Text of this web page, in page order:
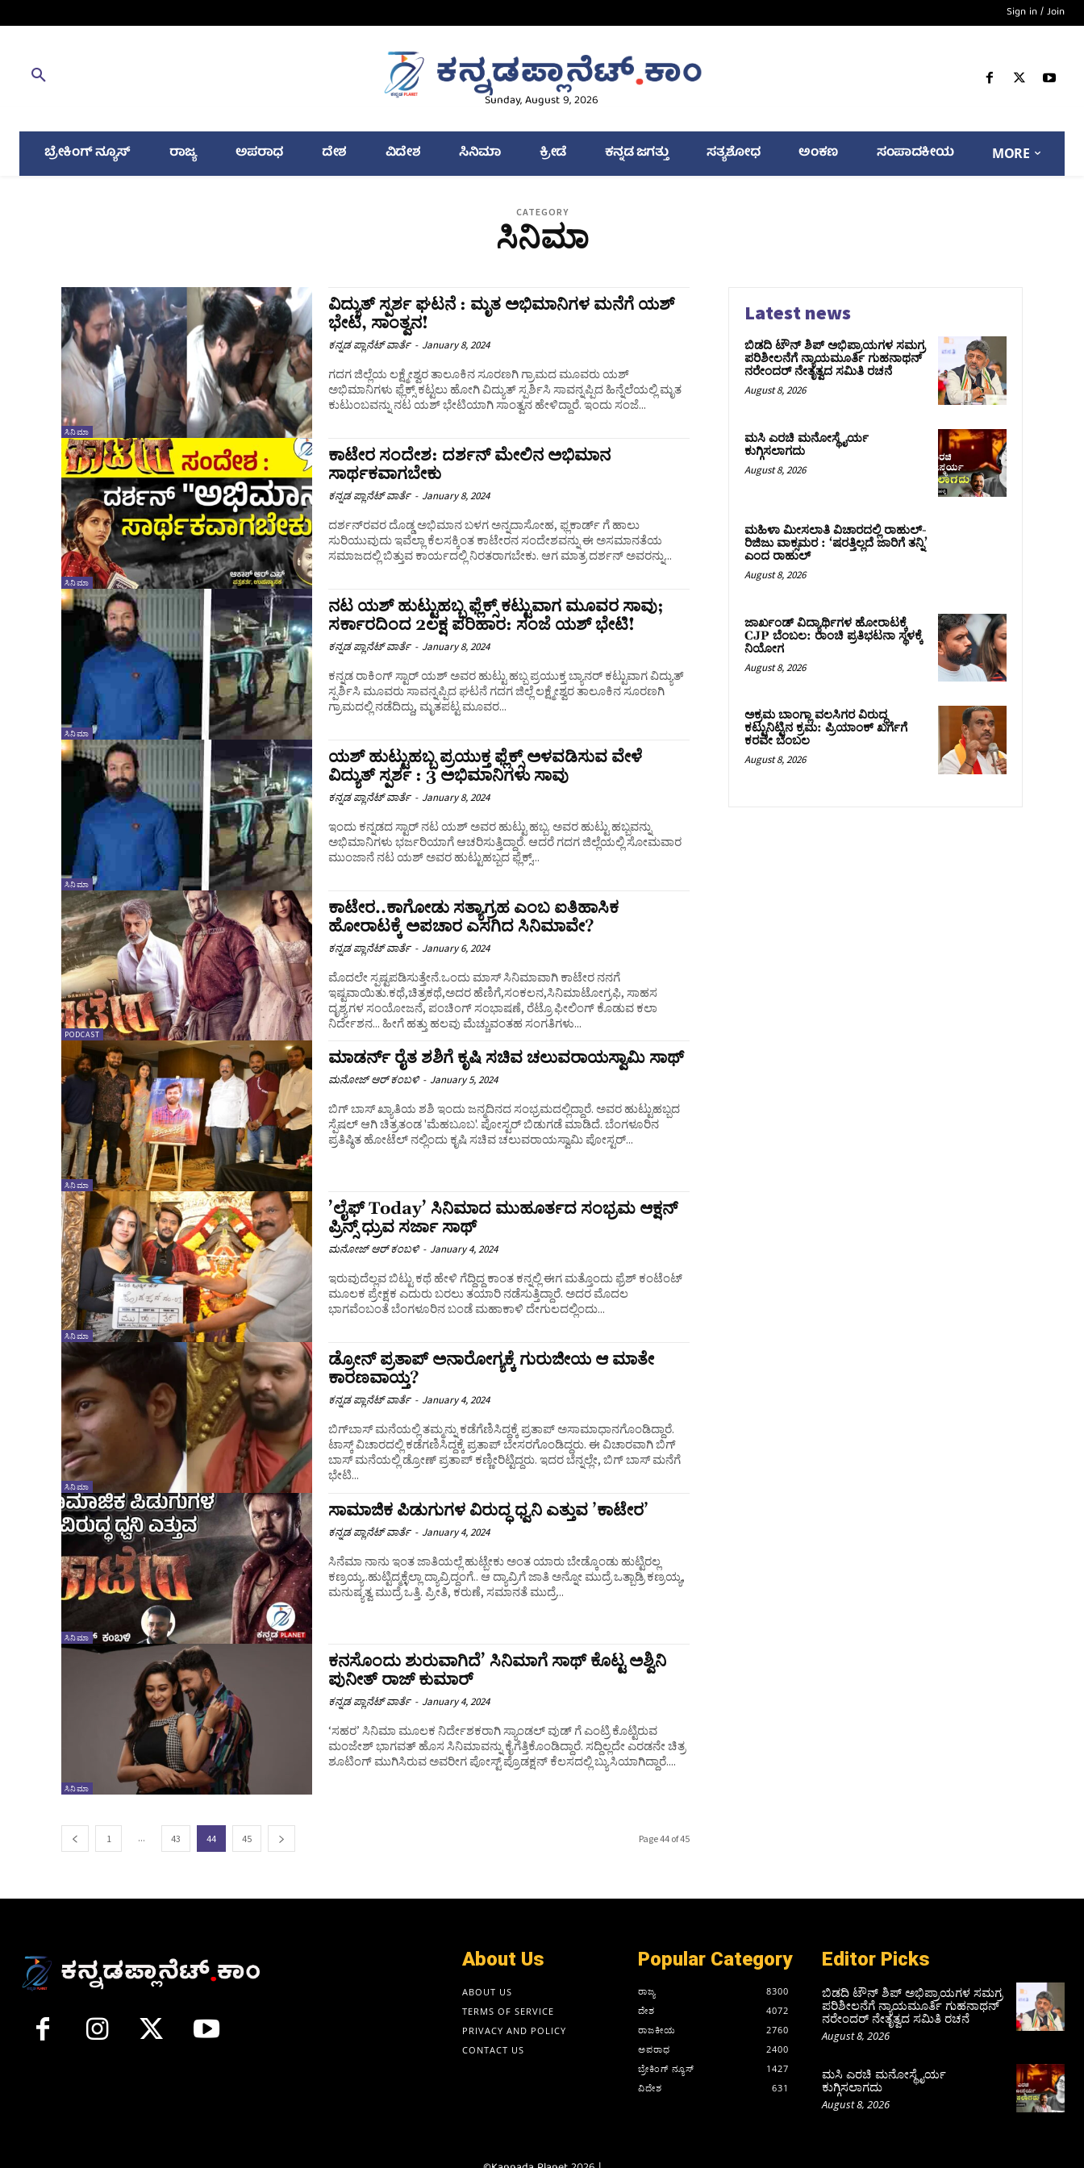
Sign in / Join
Sunday, August 9, 2026
ಬ್ರೇಕಿಂಗ್ ನ್ಯೂಸ್ ರಾಜ್ಯ ಅಪರಾಧ ದೇಶ ವಿದೇಶ ಸಿನಿಮಾ ಕ್ರೀಡೆ ಕನ್ನಡ ಜಗತ್ತು ಸತ್ಯಶೋಧ ಅಂಕಣ ಸಂಪಾದಕೀಯ MORE
CATEGORY
ಸಿನಿಮಾ
ಸಿನಿಮಾ
ವಿದ್ಯುತ್‌ ಸ್ಪರ್ಶ ಘಟನೆ : ಮೃತ ಅಭಿಮಾನಿಗಳ ಮನೆಗೆ ಯಶ್
ಭೇಟಿ, ಸಾಂತ್ವನ!
ಕನ್ನಡ ಪ್ಲಾನೆಟ್ ವಾರ್ತೆ - January 8, 2024
ಗದಗ ಜಿಲ್ಲೆಯ ಲಕ್ಷ್ಮೇಶ್ವರ ತಾಲೂಕಿನ ಸೂರಣಗಿ ಗ್ರಾಮದ ಮೂವರು ಯಶ್
ಅಭಿಮಾನಿಗಳು ಫ್ಲೆಕ್ಸ್ ಕಟ್ಟಲು ಹೋಗಿ ವಿದ್ಯುತ್ ಸ್ಪರ್ಶಿಸಿ ಸಾವನ್ನಪ್ಪಿದ ಹಿನ್ನೆಲೆಯಲ್ಲಿ ಮೃತ
ಕುಟುಂಬವನ್ನು ನಟ ಯಶ್ ಭೇಟಿಯಾಗಿ ಸಾಂತ್ವನ ಹೇಳಿದ್ದಾರೆ. ಇಂದು ಸಂಜೆ...
ಸಿನಿಮಾ
ಕಾಟೇರ ಸಂದೇಶ: ದರ್ಶನ್ ಮೇಲಿನ ಅಭಿಮಾನ
ಸಾರ್ಥಕವಾಗಬೇಕು
ಕನ್ನಡ ಪ್ಲಾನೆಟ್ ವಾರ್ತೆ - January 8, 2024
ದರ್ಶನ್‌ರವರ ದೊಡ್ಡ ಅಭಿಮಾನ ಬಳಗ ಅನ್ನದಾಸೋಹ, ಫ್ಲಕಾರ್ಡ್ ಗೆ ಹಾಲು
ಸುರಿಯುವುದು ಇವೆಲ್ಲಾ ಕೆಲಸಕ್ಕಿಂತ ಕಾಟೇರನ ಸಂದೇಶವನ್ನು ಈ ಅಸಮಾನತೆಯ
ಸಮಾಜದಲ್ಲಿ ಬಿತ್ತುವ ಕಾರ್ಯದಲ್ಲಿ ನಿರತರಾಗಬೇಕು. ಆಗ ಮಾತ್ರ ದರ್ಶನ್‌ ಅವರನ್ನು...
ಸಿನಿಮಾ
ನಟ ಯಶ್ ಹುಟ್ಟುಹಬ್ಬ ಫ್ಲೆಕ್ಸ್ ಕಟ್ಟುವಾಗ ಮೂವರ ಸಾವು;
ಸರ್ಕಾರದಿಂದ 2ಲಕ್ಷ ಪರಿಹಾರ: ಸಂಜೆ ಯಶ್ ಭೇಟಿ!
ಕನ್ನಡ ಪ್ಲಾನೆಟ್ ವಾರ್ತೆ - January 8, 2024
ಕನ್ನಡ ರಾಕಿಂಗ್ ಸ್ಟಾರ್ ಯಶ್ ಅವರ ಹುಟ್ಟು ಹಬ್ಬ ಪ್ರಯುಕ್ತ ಬ್ಯಾನರ್ ಕಟ್ಟುವಾಗ ವಿದ್ಯುತ್
ಸ್ಪರ್ಶಿಸಿ ಮೂವರು ಸಾವನ್ನಪ್ಪಿದ ಘಟನೆ ಗದಗ ಜಿಲ್ಲೆ ಲಕ್ಷ್ಮೇಶ್ವರ ತಾಲೂಕಿನ ಸೂರಣಗಿ
ಗ್ರಾಮದಲ್ಲಿ ನಡೆದಿದ್ದು, ಮೃತಪಟ್ಟ ಮೂವರ...
ಸಿನಿಮಾ
ಯಶ್ ಹುಟ್ಟುಹಬ್ಬ ಪ್ರಯುಕ್ತ ಫ್ಲೆಕ್ಸ್ ಅಳವಡಿಸುವ ವೇಳೆ
ವಿದ್ಯುತ್ ಸ್ಪರ್ಶ : 3 ಅಭಿಮಾನಿಗಳು ಸಾವು
ಕನ್ನಡ ಪ್ಲಾನೆಟ್ ವಾರ್ತೆ - January 8, 2024
ಇಂದು ಕನ್ನಡದ ಸ್ಟಾರ್ ನಟ ಯಶ್ ಅವರ ಹುಟ್ಟು ಹಬ್ಬ. ಅವರ ಹುಟ್ಟು ಹಬ್ಬವನ್ನು
ಅಭಿಮಾನಿಗಳು ಭರ್ಜರಿಯಾಗೆ ಆಚರಿಸುತ್ತಿದ್ದಾರೆ. ಆದರೆ ಗದಗ ಜಿಲ್ಲೆಯಲ್ಲಿ ಸೋಮವಾರ
ಮುಂಜಾನೆ ನಟ ಯಶ್ ಅವರ ಹುಟ್ಟುಹಬ್ಬದ ಫ್ಲೆಕ್ಸ್...
PODCAST
ಕಾಟೇರ..ಕಾಗೋಡು ಸತ್ಯಾಗ್ರಹ ಎಂಬ ಐತಿಹಾಸಿಕ
ಹೋರಾಟಕ್ಕೆ ಅಪಚಾರ ಎಸಗಿದ ಸಿನಿಮಾವೇ?
ಕನ್ನಡ ಪ್ಲಾನೆಟ್ ವಾರ್ತೆ - January 6, 2024
ಮೊದಲೇ ಸ್ಪಷ್ಟಪಡಿಸುತ್ತೇನೆ.ಒಂದು ಮಾಸ್ ಸಿನಿಮಾವಾಗಿ ಕಾಟೇರ ನನಗೆ
ಇಷ್ಟವಾಯಿತು.ಕಥೆ,ಚಿತ್ರಕಥೆ,ಅದರ ಹೆಣಿಗೆ,ಸಂಕಲನ,ಸಿನಿಮಾಟೋಗ್ರಫಿ, ಸಾಹಸ
ದೃಶ್ಯಗಳ ಸಂಯೋಜನೆ, ಪಂಚಿಂಗ್ ಸಂಭಾಷಣೆ, ರೆಟ್ರೊ ಫೀಲಿಂಗ್ ಕೊಡುವ ಕಲಾ
ನಿರ್ದೇಶನ... ಹೀಗೆ ಹತ್ತು ಹಲವು ಮೆಚ್ಚುವಂತಹ ಸಂಗತಿಗಳು...
ಸಿನಿಮಾ
ಮಾಡರ್ನ್ ರೈತ ಶಶಿಗೆ ಕೃಷಿ ಸಚಿವ ಚಲುವರಾಯಸ್ವಾಮಿ ಸಾಥ್
ಮನೋಜ್ ಆರ್ ಕಂಬಳಿ - January 5, 2024
ಬಿಗ್ ಬಾಸ್ ಖ್ಯಾತಿಯ ಶಶಿ ಇಂದು ಜನ್ಮದಿನದ ಸಂಭ್ರಮದಲ್ಲಿದ್ದಾರೆ. ಅವರ ಹುಟ್ಟುಹಬ್ಬದ
ಸ್ಪೆಷಲ್ ಆಗಿ ಚಿತ್ರತಂಡ 'ಮೆಹಬೂಬ'. ಪೋಸ್ಟರ್ ಬಿಡುಗಡೆ ಮಾಡಿದೆ. ಬೆಂಗಳೂರಿನ
ಪ್ರತಿಷ್ಠಿತ ಹೋಟೆಲ್ ನಲ್ಲಿಂದು ಕೃಷಿ ಸಚಿವ ಚಲುವರಾಯಸ್ವಾಮಿ ಪೋಸ್ಟರ್...
ಸಿನಿಮಾ
’ಲೈಫ್ Today’ ಸಿನಿಮಾದ ಮುಹೂರ್ತದ ಸಂಭ್ರಮ ಆಕ್ಷನ್
ಪ್ರಿನ್ಸ್ ಧ್ರುವ ಸರ್ಜಾ ಸಾಥ್
ಮನೋಜ್ ಆರ್ ಕಂಬಳಿ - January 4, 2024
ಇರುವುದೆಲ್ಲವ ಬಿಟ್ಟು ಕಥೆ ಹೇಳಿ ಗೆದ್ದಿದ್ದ ಕಾಂತ ಕನ್ನಲ್ಲಿ ಈಗ ಮತ್ತೊಂದು ಫ್ರೆಶ್ ಕಂಟೆಂಟ್
ಮೂಲಕ ಪ್ರೇಕ್ಷಕ ಎದುರು ಬರಲು ತಯಾರಿ ನಡೆಸುತ್ತಿದ್ದಾರೆ. ಅದರ ಮೊದಲ
ಭಾಗವೆಂಬಂತೆ ಬೆಂಗಳೂರಿನ ಬಂಡೆ ಮಹಾಕಾಳಿ ದೇಗುಲದಲ್ಲಿಂದು...
ಸಿನಿಮಾ
ಡ್ರೋನ್ ಪ್ರತಾಪ್ ಅನಾರೋಗ್ಯಕ್ಕೆ ಗುರುಜೀಯ ಆ ಮಾತೇ
ಕಾರಣವಾಯ್ತ?
ಕನ್ನಡ ಪ್ಲಾನೆಟ್ ವಾರ್ತೆ - January 4, 2024
ಬಿಗ್​ಬಾಸ್​ ಮನೆಯಲ್ಲಿ ತಮ್ಮನ್ನು ಕಡೆಗೆಣಿಸಿದ್ದಕ್ಕೆ ಪ್ರತಾಪ್​ ಅಸಾಮಾಧಾನಗೊಂಡಿದ್ದಾರೆ.
ಟಾಸ್ಕ್ ವಿಚಾರದಲ್ಲಿ ಕಡೆಗಣಿಸಿದ್ದಕ್ಕೆ ಪ್ರತಾಪ್​ ಬೇಸರಗೊಂಡಿದ್ದರು. ಈ ವಿಚಾರವಾಗಿ ಬಿಗ್​
ಬಾಸ್​​ ಮನೆಯಲ್ಲಿ ಡ್ರೋಣ್ ಪ್ರತಾಪ್​ ಕಣ್ಣೀರಿಟ್ಟಿದ್ದರು. ಇದರ ಬೆನ್ನಲ್ಲೇ, ಬಿಗ್ ಬಾಸ್ ಮನೆಗೆ
ಭೇಟಿ...
ಸಿನಿಮಾ
ಸಾಮಾಜಿಕ ಪಿಡುಗುಗಳ ವಿರುದ್ಧ ಧ್ವನಿ ಎತ್ತುವ ʼಕಾಟೇರʼ
ಕನ್ನಡ ಪ್ಲಾನೆಟ್ ವಾರ್ತೆ - January 4, 2024
ಸಿನೆಮಾ ನಾನು ಇಂತ‌ ಜಾತಿಯಲ್ಲೆ ಹುಟ್ಬೇಕು ಅಂತ ‌ಯಾರು ಬೇಡ್ಕೊಂಡು ಹುಟ್ಟಿರಲ್ಲ
ಕಣ್ರಯ್ಯ..ಹುಟ್ಟಿದ್ಮಕ್ಳೆಲ್ಲಾ ದ್ಯಾವ್ರಿದ್ದಂಗೆ.. ಆ ದ್ಯಾವ್ರಿಗೆ ಜಾತಿ ಅನ್ನೋ ಮುದ್ರೆ ಒತ್ಬಾಡ್ರಿ ಕಣ್ರಯ್ಯ,
ಮನುಷ್ಯತ್ವ ಮುದ್ರೆ ಒತ್ತಿ. ಪ್ರೀತಿ, ಕರುಣೆ, ಸಮಾನತೆ ಮುದ್ರೆ...
ಸಿನಿಮಾ
ಕನಸೊಂದು ಶುರುವಾಗಿದೆ’ ಸಿನಿಮಾಗೆ ಸಾಥ್ ಕೊಟ್ಟ ಅಶ್ವಿನಿ
ಪುನೀತ್ ರಾಜ್ ಕುಮಾರ್
ಕನ್ನಡ ಪ್ಲಾನೆಟ್ ವಾರ್ತೆ - January 4, 2024
‘ಸಹರ’ ಸಿನಿಮಾ ಮೂಲಕ ನಿರ್ದೇಶಕರಾಗಿ ಸ್ಯಾಂಡಲ್ ವುಡ್ ಗೆ ಎಂಟ್ರಿ ಕೊಟ್ಟಿರುವ
ಮಂಜೇಶ್ ಭಾಗವತ್ ಹೊಸ ಸಿನಿಮಾವನ್ನು ಕೈಗೆತ್ತಿಕೊಂಡಿದ್ದಾರೆ. ಸದ್ದಿಲ್ಲದೇ ಎರಡನೇ ಚಿತ್ರ
ಶೂಟಿಂಗ್ ಮುಗಿಸಿರುವ ಅವರೀಗ ಪೋಸ್ಟ್ ಪ್ರೊಡಕ್ಷನ್ ಕೆಲಸದಲ್ಲಿ ಬ್ಯುಸಿಯಾಗಿದ್ದಾರೆ....
1 ... 43 44 45 Page 44 of 45
Latest news
ಬಿಡದಿ ಟೌನ್ ಶಿಪ್ ಅಭಿಪ್ರಾಯಗಳ ಸಮಗ್ರ
ಪರಿಶೀಲನೆಗೆ ನ್ಯಾಯಮೂರ್ತಿ ಗುಹನಾಥನ್
ನರೇಂದರ್ ನೇತೃತ್ವದ ಸಮಿತಿ ರಚನೆ
August 8, 2026
ಮಸಿ ಎರಚಿ ಮನೋಸ್ಥೈರ್ಯ
ಕುಗ್ಗಿಸಲಾಗದು
August 8, 2026
ಮಹಿಳಾ ಮೀಸಲಾತಿ ವಿಚಾರದಲ್ಲಿ ರಾಹುಲ್‌-
ರಿಜಿಜು ವಾಕ್ಸಮರ : ‘ಷರತ್ತಿಲ್ಲದೆ ಜಾರಿಗೆ ತನ್ನಿ’
ಎಂದ ರಾಹುಲ್‌
August 8, 2026
ಜಾರ್ಖಂಡ್‌ ವಿದ್ಯಾರ್ಥಿಗಳ ಹೋರಾಟಕ್ಕೆ
CJP ಬೆಂಬಲ: ರಾಂಚಿ ಪ್ರತಿಭಟನಾ ಸ್ಥಳಕ್ಕೆ
ನಿಯೋಗ
August 8, 2026
ಅಕ್ರಮ ಬಾಂಗ್ಲಾ ವಲಸಿಗರ ವಿರುದ್ಧ
ಕಟ್ಟುನಿಟ್ಟಿನ ಕ್ರಮ: ಪ್ರಿಯಾಂಕ್ ಖರ್ಗೆಗೆ
ಕರವೇ ಬೆಂಬಲ
August 8, 2026
About Us
ABOUT US
TERMS OF SERVICE
PRIVACY AND POLICY
CONTACT US
Popular Category
ರಾಜ್ಯ
8300
ದೇಶ
4072
ರಾಜಕೀಯ
2760
ಅಪರಾಧ
2400
ಬ್ರೇಕಿಂಗ್ ನ್ಯೂಸ್
1427
ವಿದೇಶ
631
Editor Picks
ಬಿಡದಿ ಟೌನ್ ಶಿಪ್ ಅಭಿಪ್ರಾಯಗಳ ಸಮಗ್ರ
ಪರಿಶೀಲನೆಗೆ ನ್ಯಾಯಮೂರ್ತಿ ಗುಹನಾಥನ್
ನರೇಂದರ್ ನೇತೃತ್ವದ ಸಮಿತಿ ರಚನೆ
August 8, 2026
ಮಸಿ ಎರಚಿ ಮನೋಸ್ಥೈರ್ಯ
ಕುಗ್ಗಿಸಲಾಗದು
August 8, 2026